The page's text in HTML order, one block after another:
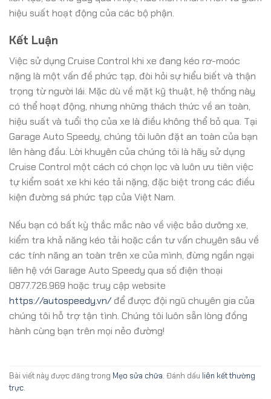
hiệu suất hoạt động của các bộ phận.
Kết Luận
Việc sử dụng Cruise Control khi xe đang kéo rơ-moóc
nặng là một vấn đề phức tạp, đòi hỏi sự hiểu biết và thận
trọng từ người lái. Mặc dù về mặt kỹ thuật, hệ thống này
có thể hoạt động, nhưng những thách thức về an toàn,
hiệu suất và tuổi thọ của xe là điều không thể bỏ qua. Tại
Garage Auto Speedy, chúng tôi luôn đặt an toàn của bạn
lên hàng đầu. Lời khuyên của chúng tôi là hãy sử dụng
Cruise Control một cách có chọn lọc và luôn ưu tiên việc
tự kiểm soát xe khi kéo tải nặng, đặc biệt trong các điều
kiện đường sá phức tạp của Việt Nam.
Nếu bạn có bất kỳ thắc mắc nào về việc bảo dưỡng xe,
kiểm tra khả năng kéo tải hoặc cần tư vấn chuyên sâu về
các tính năng an toàn trên xe của mình, đừng ngần ngại
liên hệ với Garage Auto Speedy qua số điện thoại
0877.726.969 hoặc truy cập website
https://autospeedy.vn/để được đội ngũ chuyên gia của
chúng tôi hỗ trợ tận tình. Chúng tôi luôn sẵn lòng đồng
hành cùng bạn trên mọi nẻo đường!
Bài viết này được đăng trong Mẹo sửa chữa. Đánh dấu liên kết thường
trực.